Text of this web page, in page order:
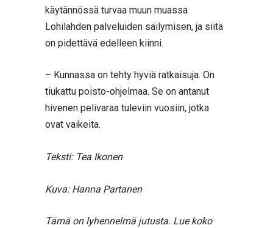
käytännössä turvaa muun muassa
Lohilahden palveluiden säilymisen, ja siitä
on pidettävä edelleen kiinni.
– Kunnassa on tehty hyviä ratkaisuja. On
tiukattu poisto-ohjelmaa. Se on antanut
hivenen pelivaraa tuleviin vuosiin, jotka
ovat vaikeita.
Teksti: Tea Ikonen
Kuva: Hanna Partanen
Tämä on lyhennelmä jutusta. Lue koko